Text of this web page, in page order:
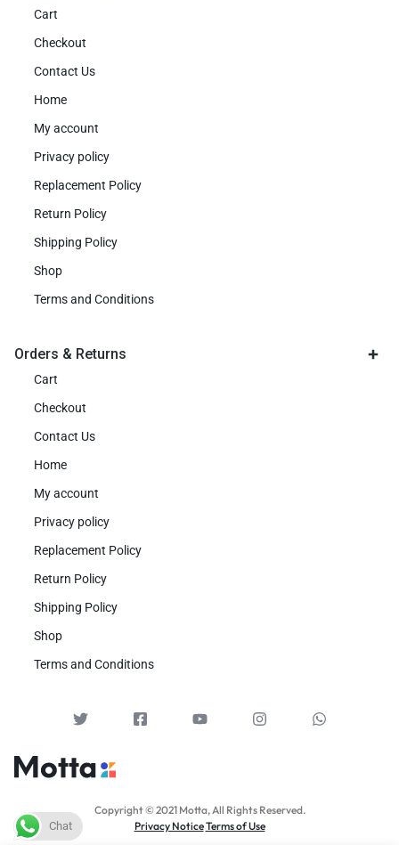
Cart
Checkout
Contact Us
Home
My account
Privacy policy
Replacement Policy
Return Policy
Shipping Policy
Shop
Terms and Conditions
Orders & Returns
Cart
Checkout
Contact Us
Home
My account
Privacy policy
Replacement Policy
Return Policy
Shipping Policy
Shop
Terms and Conditions
Copyright © 2021 Motta, All Rights Reserved.
Privacy NoticeTerms of Use
Chat